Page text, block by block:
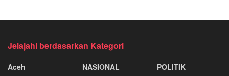
Jelajahi berdasarkan Kategori
Aceh NASIONAL POLITIK